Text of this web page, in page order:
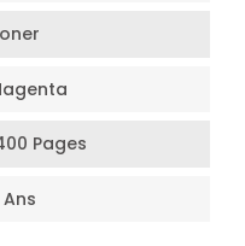
Pages
Ans